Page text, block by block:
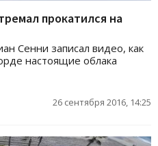
прокатился на
Сенни записал видео, как
настоящие облака
26 сентября 2016, 14:25